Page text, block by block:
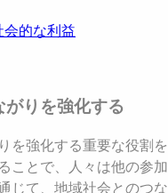
的な利益
りを強化する
を強化する重要な役割を
ことで、人々は他の参加
じて、地域社会とのつな